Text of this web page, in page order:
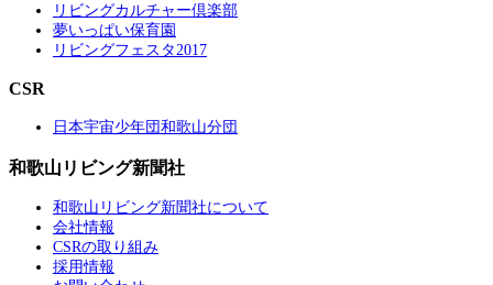
リビングカルチャー倶楽部
夢いっぱい保育園
リビングフェスタ2017
CSR
日本宇宙少年団和歌山分団
和歌山リビング新聞社
和歌山リビング新聞社について
会社情報
CSRの取り組み
採用情報